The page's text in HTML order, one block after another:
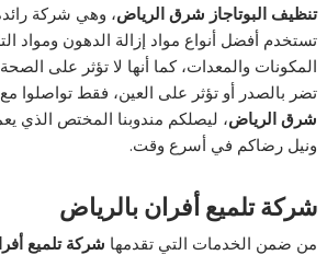
تنظيف البوتاجاز شرق الرياض، وهي شركة
تستخدم أفضل أنواع مواد إزالة الدهون ومواد
المكونات والمعدات، كما أنها لا تؤثر على
تضر بالصدر أو تؤثر على العين، فقط تواصلوا مع
شرق الرياض، ليصلكم مندوبنا المختص الذي
ونيل رضاكم في أسرع وقت.
شركة تلميع أفران بالرياض
من ضمن الخدمات التي تقدمها شركة تلميع